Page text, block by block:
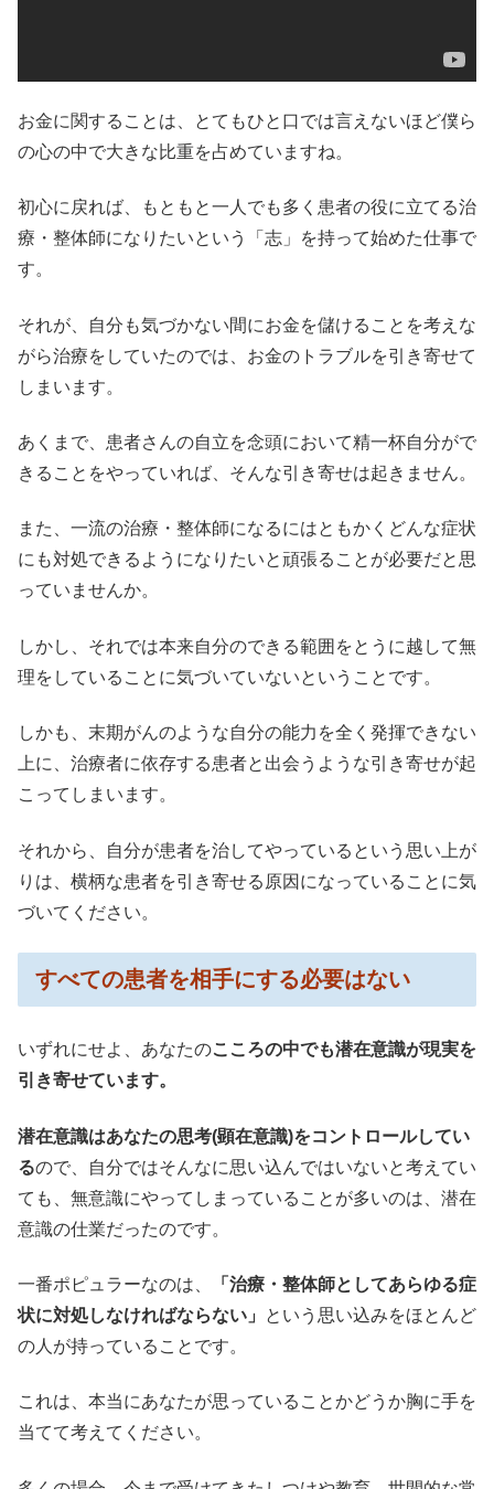
お金に関することは、とてもひと口では言えないほど僕ら
の心の中で大きな比重を占めていますね。
初心に戻れば、もともと一人でも多く患者の役に立てる治
療・整体師になりたいという「志」を持って始めた仕事で
す。
それが、自分も気づかない間にお金を儲けることを考えな
がら治療をしていたのでは、お金のトラブルを引き寄せて
しまいます。
あくまで、患者さんの自立を念頭において精一杯自分がで
きることをやっていれば、そんな引き寄せは起きません。
また、一流の治療・整体師になるにはともかくどんな症状
にも対処できるようになりたいと頑張ることが必要だと思
っていませんか。
しかし、それでは本来自分のできる範囲をとうに越して無
理をしていることに気づいていないということです。
しかも、末期がんのような自分の能力を全く発揮できない
上に、治療者に依存する患者と出会うような引き寄せが起
こってしまいます。
それから、自分が患者を治してやっているという思い上が
りは、横柄な患者を引き寄せる原因になっていることに気
づいてください。
すべての患者を相手にする必要はない
いずれにせよ、あなたのこころの中でも潜在意識が現実を
引き寄せています。
潜在意識はあなたの思考(顕在意識)をコントロールしてい
るので、自分ではそんなに思い込んではいないと考えてい
ても、無意識にやってしまっていることが多いのは、潜在
意識の仕業だったのです。
一番ポピュラーなのは、
「治療・整体師としてあらゆる症
状に対処しなければならない」
という思い込みをほとんど
の人が持っていることです。
これは、本当にあなたが思っていることかどうか胸に手を
当てて考えてください。